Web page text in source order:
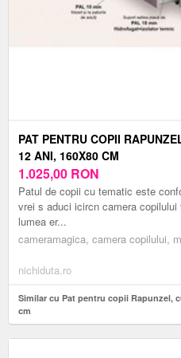
PAT PENTRU COPII
12 ANI, 160X80 CM
1.025,00 RON
Patul de copii cu tematic este
vrei s aduci icircn camera
lumea er...
cameramagica, camera copilului,
nichiduta.ro
Similar cu Pat pentru copii Rapunzel,
cm